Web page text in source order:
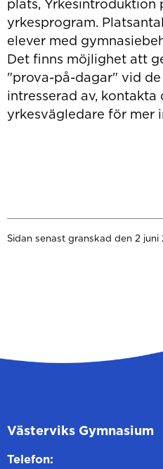
plats, Yrkesintroduktion
yrkesprogram.
elever med
Det finns möjlighet att
"prova-på-dagar" vid
intresserad av, kontakta
yrkesvägledare för mer
Sidan senast granskad den 2 juni
Västerviks Gymnasium
Telefon: